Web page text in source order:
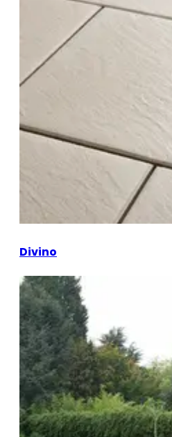
Divino